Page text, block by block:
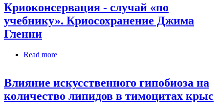
Криоконсервация - случай «по
учебнику». Криосохранение Джима
Гленни
Read more
Влияние искусственного гипобиоза на
количество липидов в тимоцитах крыс